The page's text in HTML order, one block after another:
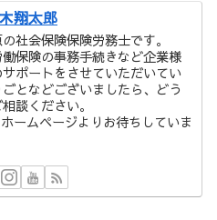
翔太郎
社会保険保険労務士です。
保険の事務手続きなど企業様
ポートをさせていただいてい
となどございましたら、どう
談ください。
ームページよりお待ちしていま